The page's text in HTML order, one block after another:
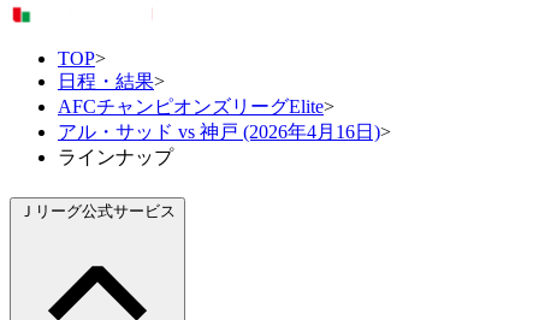
TOP>
日程・結果>
AFCチャンピオンズリーグElite>
アル・サッド vs 神戸 (2026年4月16日)>
ラインナップ
Ｊリーグ公式サービス